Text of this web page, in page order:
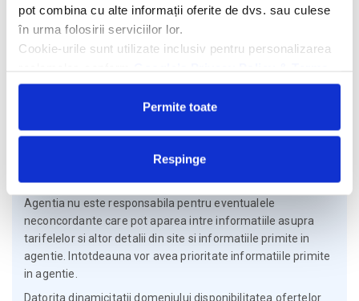
pot combina cu alte informații oferite de dvs. sau culese
în urma folosirii serviciilor lor.
Cookie-urile sunt utilizate inclusiv pentru personalizarea
Permite toate
Respinge
Agentia nu este responsabila pentru eventualele
neconcordante care pot aparea intre informatiile asupra
tarifelelor si altor detalii din site si informatiile primite in
agentie. Intotdeauna vor avea prioritate informatiile primite
in agentie.
Datorita dinamicitatii domeniului disponibilitatea ofertelor